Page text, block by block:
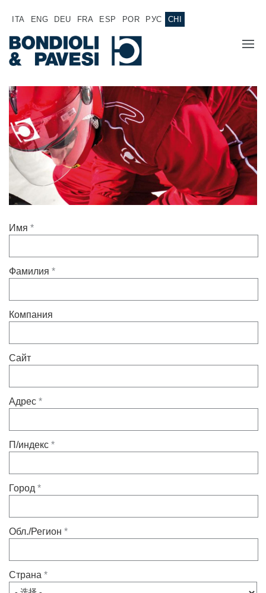
ITA ENG DEU FRA ESP POR РУС CHI
主页
产品
应用
销售网络
诚聘英才
文件
动力传输
万向传动轴
齿轮变速箱
专为 Bondioli & Pavesi 制造的齿轮变速箱
特殊应用齿轮变速箱
齿轮泵和马达
径向活塞电机
液压集成回路
线性阀
风扇驱动系统
КОНТАКТЫ
Имя *
Фамилия *
Компания
Сайт
Адрес *
П/индекс *
Город *
Обл./Регион *
Страна *